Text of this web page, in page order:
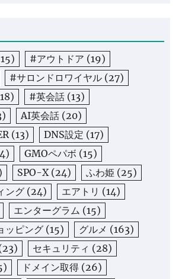
#アウトドア (19)
#サロンドロワイヤル (27)
#英会話 (13)
AI英会話 (20)
(13) DNS設定 (17)
GMOペパボ (15)
SPO-X (24) ふわ姫 (25)
ング (24) エアトリ (14)
エンターグラム (15)
ッピング (15) グルメ (163)
セキュリティ (28)
ドメイン取得 (26)